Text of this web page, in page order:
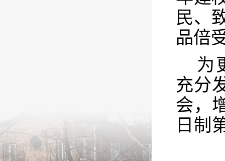
民、
品倍
为
充分
会，
日制